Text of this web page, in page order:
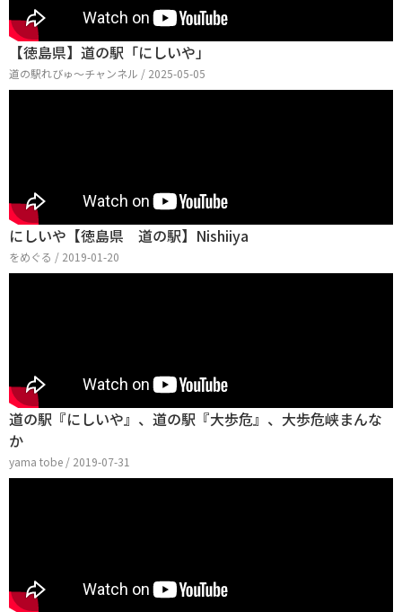
【徳島県】道の駅「にしいや」
道の駅れびゅ〜チャンネル / 2025-05-05
にしいや【徳島県 道の駅】Nishiiya
をめぐる / 2019-01-20
道の駅『にしいや』、道の駅『大歩危』、大歩危峡まんな
か
yama tobe / 2019-07-31